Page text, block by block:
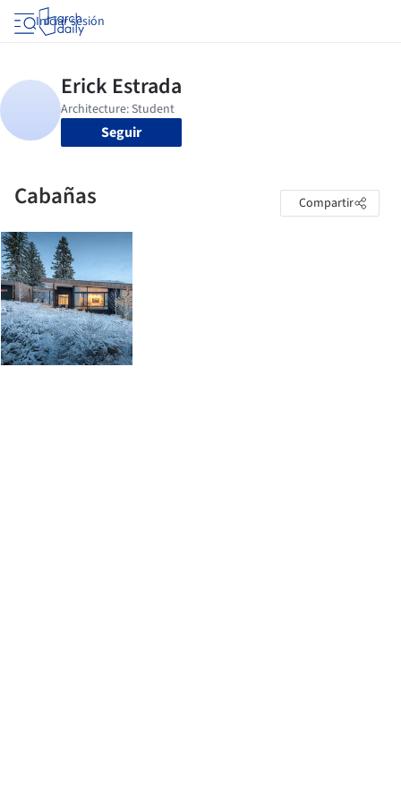
Iniciar sesión
Seguir
Cabañas Compartir